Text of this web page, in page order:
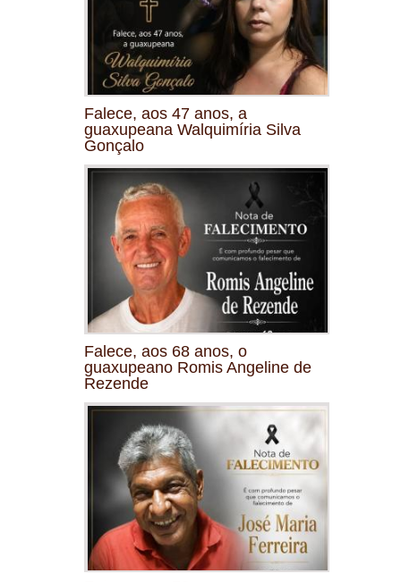
Falece, aos 47 anos, a
guaxupeana Walquimíria Silva
Gonçalo
Falece, aos 68 anos, o
guaxupeano Romis Angeline de
Rezende